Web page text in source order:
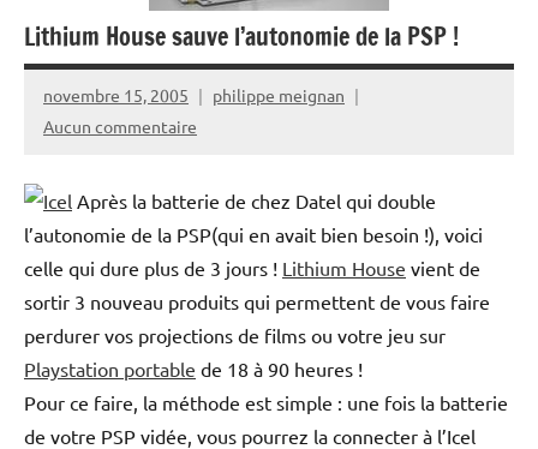
Lithium House sauve l’autonomie de la PSP !
novembre 15, 2005
philippe meignan
Aucun commentaire
Après la batterie de chez Datel qui double
l’autonomie de la PSP(qui en avait bien besoin !), voici
celle qui dure plus de 3 jours ! Lithium House vient de
sortir 3 nouveau produits qui permettent de vous faire
perdurer vos projections de films ou votre jeu sur
Playstation portable de 18 à 90 heures !
Pour ce faire, la méthode est simple : une fois la batterie
de votre PSP vidée, vous pourrez la connecter à l’Icel